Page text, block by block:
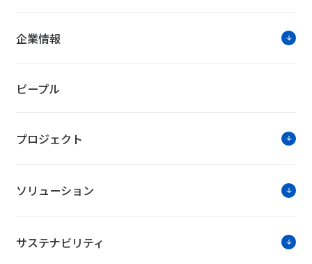
お知らせ・ニュースリリ
企業情報
ピープル
プロジェクト
ソリューション
サステナビリティ